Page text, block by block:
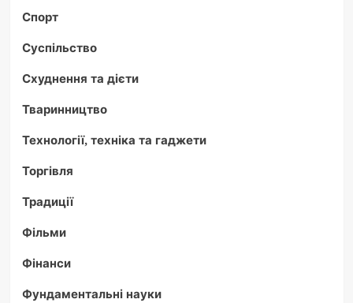
Спорт
Суспільство
Схуднення та дієти
Тваринництво
Технології, техніка та гаджети
Торгівля
Традиції
Фільми
Фінанси
Фундаментальні науки